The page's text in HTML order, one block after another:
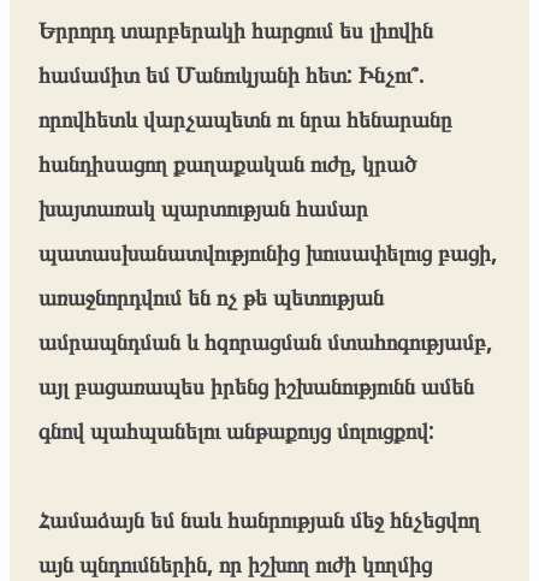
Երրորդ տարբերակի հարցում ես լիովին
համամիտ եմ Մանուկյանի հետ: Ինչու՞.
որովհետև վարչապետն ու նրա հենարանը
հանդիսացող քաղաքական ուժը, կրած
խայտառակ պարտության համար
պատասխանատվությունից խուսափելուց բացի,
առաջնորդվում են ոչ թե պետության
ամրապնդման և հզորացման մտահոգությամբ,
այլ բացառապես իրենց իշխանությունն ամեն
գնով պահպանելու անթաքույց մոլուցքով:
Համաձայն եմ նաև հանրության մեջ հնչեցվող
այն պնդումներին, որ իշխող ուժի կողմից